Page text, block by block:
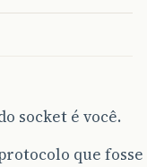
socket é você.
que fosse